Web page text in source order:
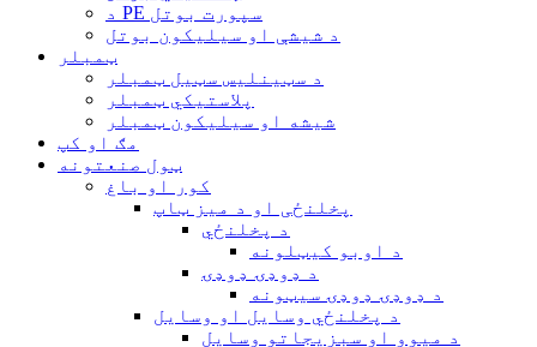
د PE سپورت بوتل
د شیشې او سیلیکون بوتل
ټمبلر
د سټینلیس سټیل ټمبلر
پلاستيکي ټمبلر
شیشه او سیلیکون ټمبلر
مګ او کپ
ټول صنعتونه
کور او باغ
پخلنځی او د میز ټاپ
د پخلنځي
د اوبو کیټلونه
د ډوډۍ ډوډۍ
د ډوډۍ ډوډۍ سیټونه
د پخلنځي وسایل او وسایل
د میوو او سبزیجاتو وسایل